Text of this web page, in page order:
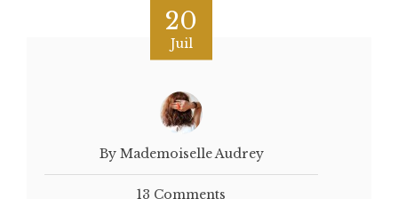
20
Juil
By Mademoiselle Audrey
13 Comments